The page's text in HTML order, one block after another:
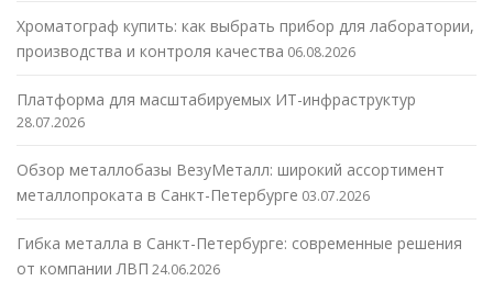
Хроматограф купить: как выбрать прибор для лаборатории,
производства и контроля качества 06.08.2026
Платформа для масштабируемых ИТ-инфраструктур
28.07.2026
Обзор металлобазы ВезуМеталл: широкий ассортимент
металлопроката в Санкт-Петербурге 03.07.2026
Гибка металла в Санкт-Петербурге: современные решения
от компании ЛВП 24.06.2026